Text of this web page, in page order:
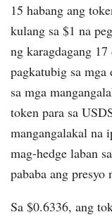
15 habang ang
kulang sa $1 na
ng karagdagang
pagkatubig sa mga
sa mga
token para sa
mangangalakal na
mag-hedge laban
pababa ang presyo
Sa $0.6336, ang